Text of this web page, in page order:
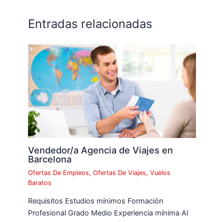
Entradas relacionadas
Vendedor/a Agencia de Viajes en
Barcelona
Ofertas De Empleos,Ofertas De Viajes,Vuelos
Baratos
Requisitos Estudios mínimos Formación
Profesional Grado Medio Experiencia mínima Al